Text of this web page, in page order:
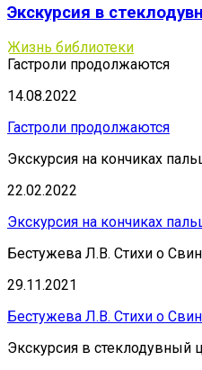
Экскурсия в
Жизнь библиотеки
Гастроли продолжаются
14.08.2022
Гастроли продолжаются
Экскурсия на кончиках
22.02.2022
Экскурсия на кончиках
Бестужева Л.В. Стихи о
29.11.2021
Бестужева Л.В. Стихи о
Экскурсия в стеклодувный